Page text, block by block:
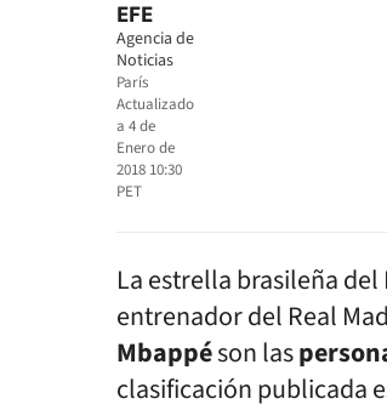
EFE
Agencia de
Noticias
París
Actualizado
a 4 de
Enero de
2018 10:30
PET
La estrella brasileña del
entrenador del Real
Mbappéson las
clasificación publicada